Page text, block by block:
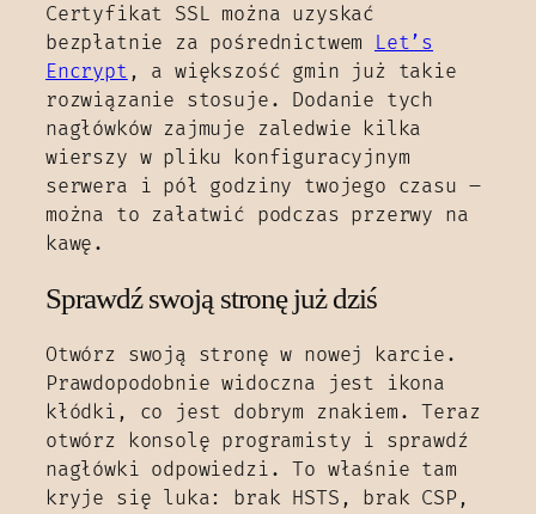
Certyfikat SSL można uzyskać
bezpłatnie za pośrednictwem
Let’s
Encrypt , a większość gmin już takie
rozwiązanie stosuje. Dodanie tych
nagłówków zajmuje zaledwie kilka
wierszy w pliku konfiguracyjnym
serwera i pół godziny twojego czasu –
można to załatwić podczas przerwy na
kawę.
Sprawdź swoją stronę już dziś
Otwórz swoją stronę w nowej karcie.
Prawdopodobnie widoczna jest ikona
kłódki, co jest dobrym znakiem. Teraz
otwórz konsolę programisty i sprawdź
nagłówki odpowiedzi. To właśnie tam
kryje się luka: brak HSTS, brak CSP,